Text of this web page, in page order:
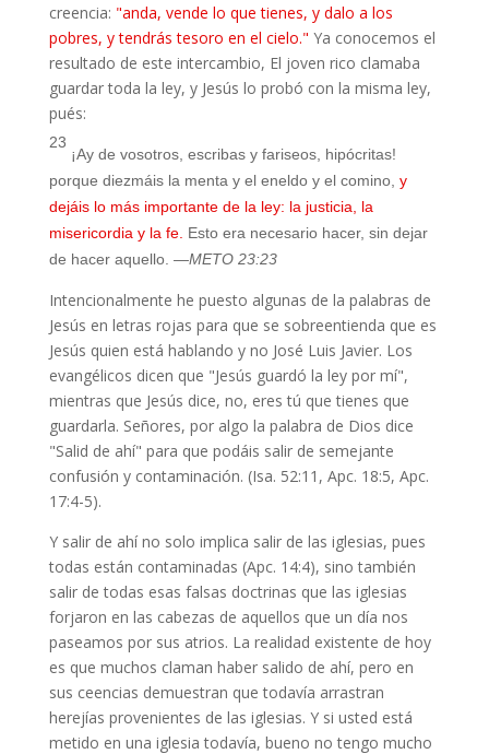
creencia: "anda, vende lo que tienes, y dalo a los
pobres, y tendrás tesoro en el cielo." Ya conocemos el
resultado de este intercambio, El joven rico clamaba
guardar toda la ley, y Jesús lo probó con la misma ley,
pués:
23
¡Ay de vosotros, escribas y fariseos, hipócritas!
porque diezmáis la menta y el eneldo y el comino, y
dejáis lo más importante de la ley: la justicia, la
misericordia y la fe. Esto era necesario hacer, sin dejar
de hacer aquello. —METO 23:23
Intencionalmente he puesto algunas de la palabras de
Jesús en letras rojas para que se sobreentienda que es
Jesús quien está hablando y no José Luis Javier. Los
evangélicos dicen que "Jesús guardó la ley por mí",
mientras que Jesús dice, no, eres tú que tienes que
guardarla. Señores, por algo la palabra de Dios dice
"Salid de ahí" para que podáis salir de semejante
confusión y contaminación. (Isa. 52:11, Apc. 18:5, Apc.
17:4-5).
Y salir de ahí no solo implica salir de las iglesias, pues
todas están contaminadas (Apc. 14:4), sino también
salir de todas esas falsas doctrinas que las iglesias
forjaron en las cabezas de aquellos que un día nos
paseamos por sus atrios. La realidad existente de hoy
es que muchos claman haber salido de ahí, pero en
sus ceencias demuestran que todavía arrastran
herejías provenientes de las iglesias. Y si usted está
metido en una iglesia todavía, bueno no tengo mucho